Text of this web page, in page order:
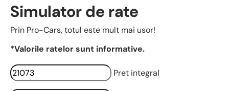
Simulator de rate
Prin Pro-Cars, totul este mult mai usor!
*Valorile ratelor sunt informative.
Pret integral